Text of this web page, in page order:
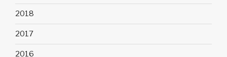
2018
2017
2016